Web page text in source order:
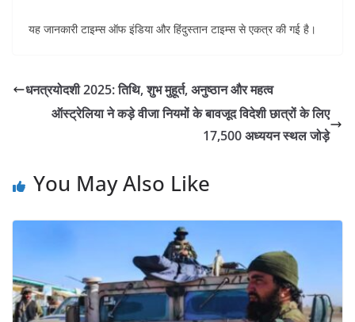
यह जानकारी टाइम्स ऑफ इंडिया और हिंदुस्तान टाइम्स से एकत्र की गई है ।
धनत्रयोदशी 2025: तिथि, शुभ मुहूर्त, अनुष्ठान और महत्व
ऑस्ट्रेलिया ने कड़े वीजा नियमों के बावजूद विदेशी छात्रों के लिए
17,500 अध्ययन स्थल जोड़े
You May Also Like